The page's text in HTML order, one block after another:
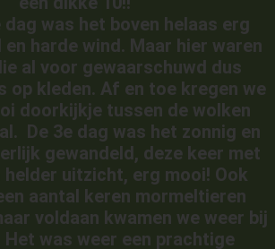
dag was het boven helaas erg
harde wind. Maar hier waren
al voor gewaarschuwd dus
op kleden. Af en toe kregen we
doorkijkje tussen de wolken
De 3e dag was het zonnig en
gewandeld, deze keer met
helder uitzicht, erg mooi! Ook
aantal keren mormeltieren
voldaan kwamen we weer bij
Het was weer een prachtige